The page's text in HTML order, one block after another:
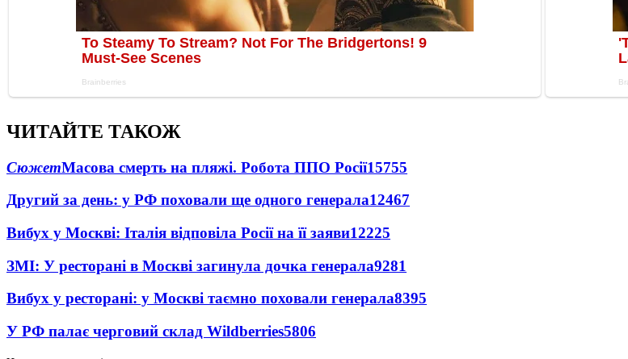
ЧИТАЙТЕ ТАКОЖ
СюжетМасова смерть на пляжі. Робота ППО Росії15755
Другий за день: у РФ поховали ще одного генерала12467
Вибух у Москві: Італія відповіла Росії на її заяви12225
ЗМІ: У ресторані в Москві загинула дочка генерала9281
Вибух у ресторані: у Москві таємно поховали генерала8395
У РФ палає черговий склад Wildberries5806